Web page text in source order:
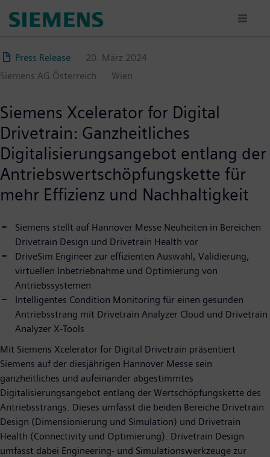
zum
Press Release
20. März 2024
Siemens AG Österreich
Wien
Siemens Xcelerator for Digital
Drivetrain: Ganzheitliches
Digitalisierungsangebot entlang der
Antriebswertschöpfungskette für
mehr Effizienz und Nachhaltigkeit
Siemens stellt auf Hannover Messe Neuheiten in Bereichen
Drivetrain Design und Drivetrain Health vor
DriveSim Engineer zur effizienten Auswahl, Validierung,
virtuellen Inbetriebnahme und Optimierung von
Antriebssystemen
Intelligentes Condition Monitoring für einen gesunden
Antriebsstrang mit Drivetrain Analyzer Cloud und Drivetrain
Analyzer X-Tools
Mit Siemens Xcelerator for Digital Drivetrain präsentiert
Siemens auf der diesjährigen Hannover Messe sein
ganzheitliches und aufeinander abgestimmtes
Digitalisierungsangebot entlang der Wertschöpfungskette des
Antriebsstrangs. Dieses umfasst die beiden Bereiche Drivetrain
Design (Dimensionierung und Simulation) und Drivetrain
Health (Connectivity und Optimierung). Drivetrain Design
umfasst dabei Engineering- und Simulationswerkzeuge zur